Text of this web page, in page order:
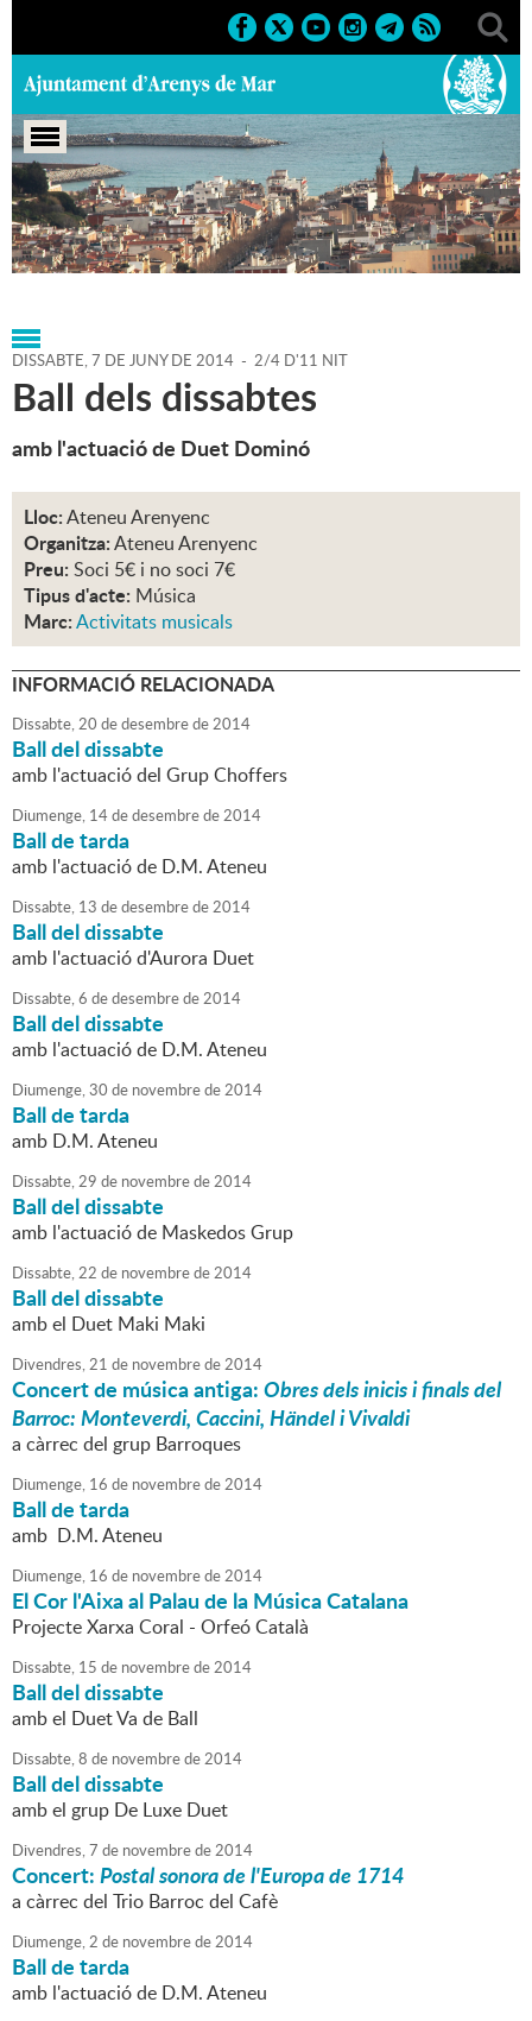
Portada > Agenda > 07-06-
2014 > Marcs > Culturals > 2014 > Activitats musicals
DISSABTE,7 DE JUNY DE 2014 - 2/4 D'11 NIT
Ball dels dissabtes
amb l'actuació de Duet Dominó
Lloc:Ateneu Arenyenc
Organitza:Ateneu Arenyenc
Preu: Soci 5€ i no soci 7€
Tipus d'acte: Música
Marc:Activitats musicals
INFORMACIÓ RELACIONADA
Dissabte,20 dedesembrede2014
Ball del dissabte
amb l'actuació del Grup Choffers
Diumenge, 14dedesembrede2014
Ball de tarda
amb l'actuació de D.M. Ateneu
Dissabte, 13 dedesembrede2014
Ball del dissabte
amb l'actuació d'Aurora Duet
Dissabte,6 dedesembrede2014
Ball del dissabte
amb l'actuació de D.M. Ateneu
Diumenge,30 de novembrede2014
Ball de tarda
amb D.M. Ateneu
Dissabte,29 de novembrede2014
Ball del dissabte
amb l'actuació de Maskedos Grup
Dissabte,22 de novembrede2014
Ball del dissabte
amb el Duet Maki Maki
Divendres,21 de novembrede2014
Concert de música antiga:Obres dels inicis i finals del
Barroc: Monteverdi, Caccini, Händel i Vivaldi
a càrrec del grup Barroques
Diumenge, 16 de novembrede2014
Ball de tarda
amb D.M. Ateneu
Diumenge, 16 de novembrede2014
El Cor l'Aixa al Palau de la Música Catalana
Projecte Xarxa Coral - Orfeó Català
Dissabte, 15 de novembrede2014
Ball del dissabte
amb el Duet Va de Ball
Dissabte,8 de novembrede2014
Ball del dissabte
amb el grup De Luxe Duet
Divendres,7 de novembrede2014
Concert:Postal sonora de l'Europa de 1714
a càrrec del Trio Barroc del Cafè
Diumenge,2 de novembrede2014
Ball de tarda
amb l'actuació de D.M. Ateneu